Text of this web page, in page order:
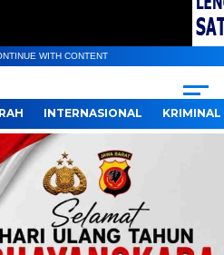
WITH CONTENT
INTERNASIONAL KRIMINAL